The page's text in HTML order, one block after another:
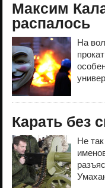
Максим
распалось
На
Карать без
Не